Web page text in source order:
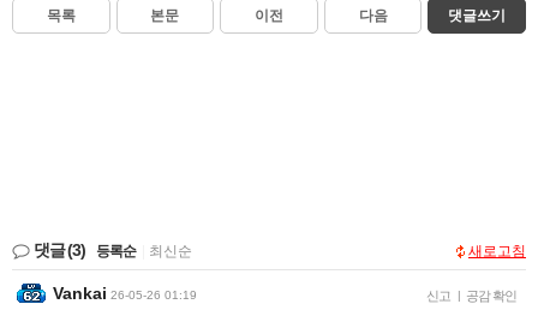
목록 본문 이전 다음 댓글쓰기
댓글(3) 등록순 최신순 새로고침
Vankai 26-05-26 01:19 신고 | 공감 확인